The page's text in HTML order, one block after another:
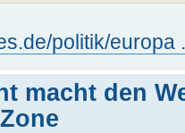
politik/europa
macht den